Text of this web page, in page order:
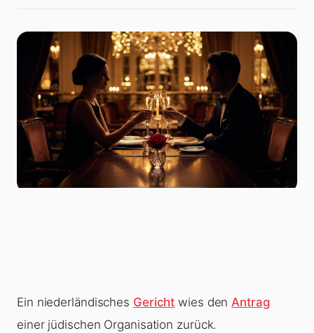
Ein niederländisches Gericht wies denAntrag
einer jüdischen Organisation zurück.